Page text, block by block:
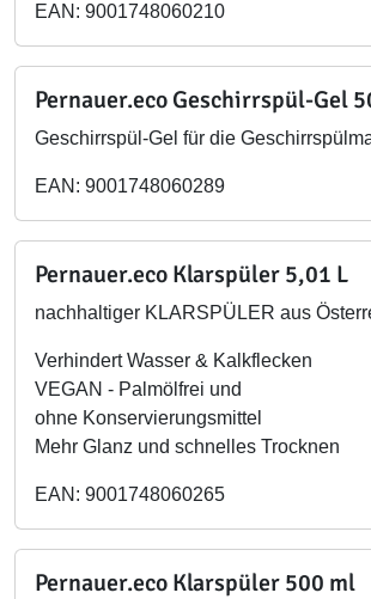
EAN: 9001748060210
Pernauer.eco Geschirrspül-Gel
Geschirrspül-Gel für die
EAN: 9001748060289
Pernauer.eco Klarspüler 5,01 L
nachhaltiger KLARSPÜLER aus
Verhindert Wasser & Kalkflecken
VEGAN - Palmölfrei und
ohne Konservierungsmittel
Mehr Glanz und schnelles Trocknen
EAN: 9001748060265
Pernauer.eco Klarspüler 500 ml